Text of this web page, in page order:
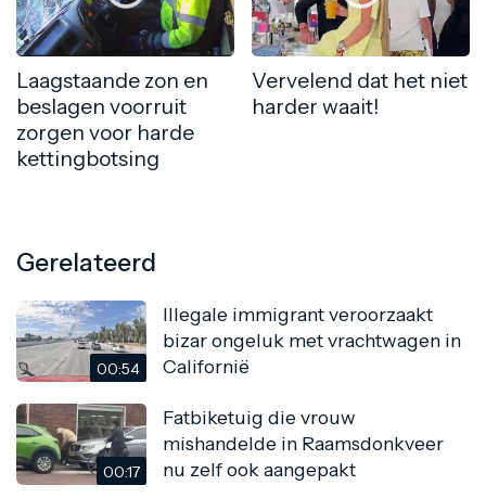
Laagstaande zon en
beslagen voorruit
zorgen voor harde
kettingbotsing
Vervelend dat het niet
harder waait!
Gerelateerd
00:54
Illegale immigrant veroorzaakt
bizar ongeluk met vrachtwagen in
Californië
00:17
Fatbiketuig die vrouw
mishandelde in Raamsdonkveer
nu zelf ook aangepakt